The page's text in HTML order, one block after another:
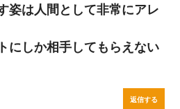
姿は人間として非常にアレ
にしか相手してもらえない
返信する